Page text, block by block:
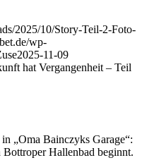
2025/10/Story-Teil-2-Foto-
wp-
2025-11-09
hat Ver­gangenheit – Teil
„Oma Bainczyks Garage“:
Bottroper Hallenbad beginnt.